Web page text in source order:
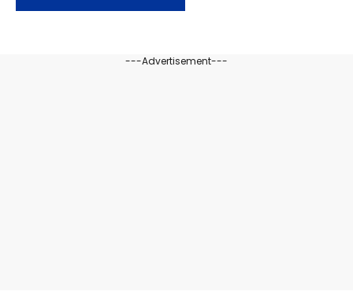
---Advertisement---